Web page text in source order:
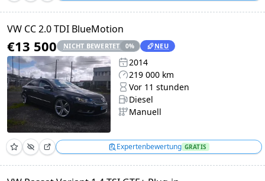
VW CC 2.0 TDI BlueMotion
€13 500 NICHT BEWERTET 0% NEU
2014
219 000 km
Vor 11 stunden
Diesel
Manuell
Expertenbewertung GRATIS